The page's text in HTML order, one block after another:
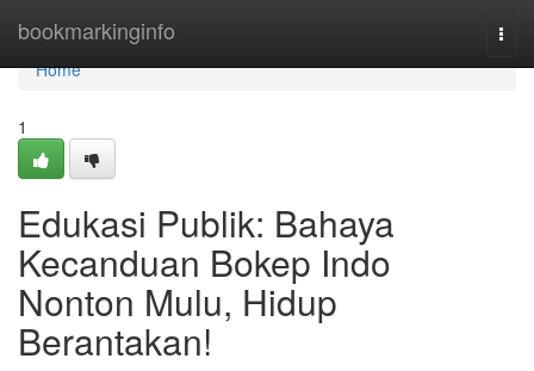
bookmarkinginfo
Home
Home
1
Edukasi Publik: Bahaya
Kecanduan Bokep Indo
Nonton Mulu, Hidup
Berantakan!